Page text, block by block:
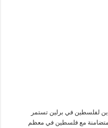
لفلسطين في برلين تستمر
مع فلسطين في معظم